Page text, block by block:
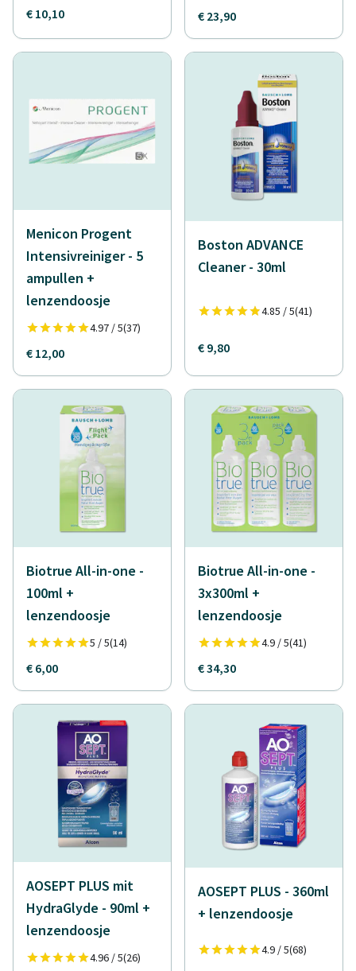
€ 10,10 € 23,90
Menicon Progent
Intensivreiniger - 5
ampullen +
lenzendoosje
4.97 / 5(37)
€ 12,00
Boston ADVANCE
Cleaner - 30ml
4.85 / 5(41)
€ 9,80
Biotrue All-in-one -
100ml +
lenzendoosje
5 / 5(14)
€ 6,00
Biotrue All-in-one -
3x300ml +
lenzendoosje
4.9 / 5(41)
€ 34,30
AOSEPT PLUS mit
HydraGlyde - 90ml +
lenzendoosje
4.96 / 5(26)
AOSEPT PLUS - 360ml
+ lenzendoosje
4.9 / 5(68)